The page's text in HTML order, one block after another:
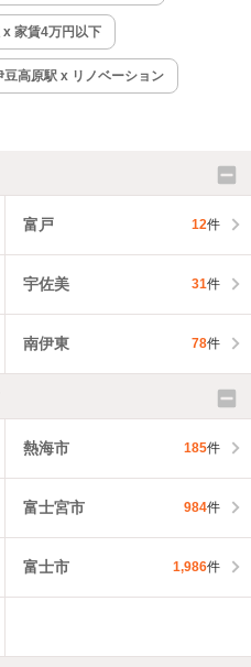
x 家賃4万円以下
豆高原駅 x リノベーション
富戸 12件
宇佐美 31件
南伊東 78件
熱海市 185件
富士宮市 984件
富士市 1,986件